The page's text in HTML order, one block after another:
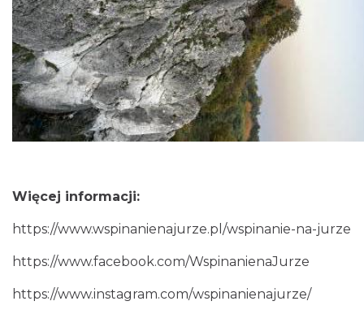
Więcej informacji:
https://www.wspinanienajurze.pl/wspinanie-na-jurze
https://www.facebook.com/WspinanienaJurze
https://www.instagram.com/wspinanienajurze/